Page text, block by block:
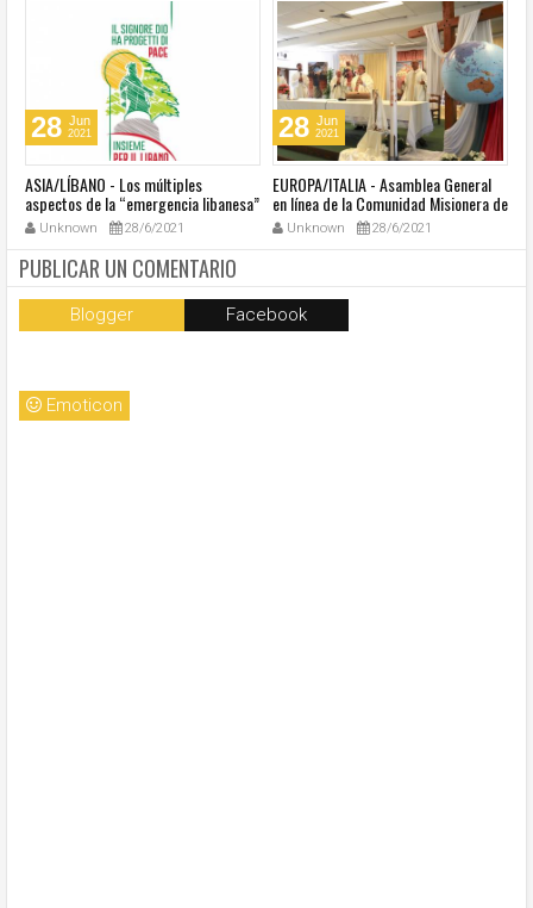
28 Jun
2021
ASIA/LÍBANO - Los múltiples
aspectos de la “emergencia libanesa”
al centro de la cumbre eclesial
convocada por el Papa Francisco
Unknown 28/6/2021
28 Jun
2021
EUROPA/ITALIA - Asamblea General
en línea de la Comunidad Misionera de
Villaregia
Unknown 28/6/2021
PUBLICAR UN COMENTARIO
Blogger Facebook
Emoticon